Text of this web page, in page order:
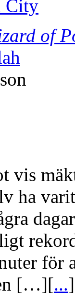
of
vis
ha varit
för
[…][...]